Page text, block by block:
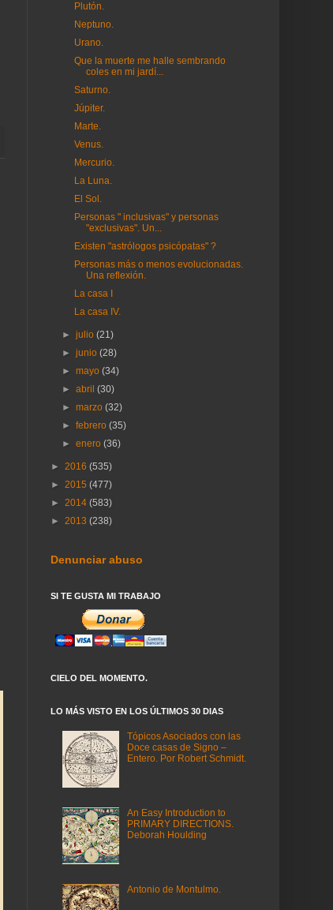
Plutón.
Neptuno.
Urano.
Que la muerte me halle sembrando
coles en mi jardí...
Saturno.
Júpiter.
Marte.
Venus.
Mercurio.
La Luna.
El Sol.
Personas " inclusivas" y personas
"exclusivas". Un...
Existen "astrólogos psicópatas" ?
Personas más o menos evolucionadas.
Una reflexión.
La casa I
La casa IV.
►julio(21)
►junio(28)
►mayo(34)
►abril(30)
►marzo(32)
►febrero(35)
►enero(36)
► 2016 (535)
► 2015 (477)
► 2014 (583)
► 2013 (238)
Denunciar abuso
SI TE GUSTA MI TRABAJO
CIELO DEL MOMENTO.
LO MÁS VISTO EN LOS ÚLTIMOS 30 DIAS
Tópicos Asociados con las
Doce casas de Signo –
Entero. Por Robert Schmidt.
An Easy Introduction to
PRIMARY DIRECTIONS.
Deborah Houlding
Antonio de Montulmo.